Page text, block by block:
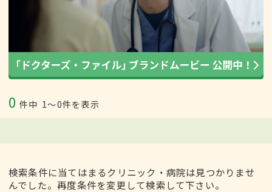
0 件中 1〜0件を表示
検索条件に当てはまるクリニック・病院は見つかりませ
んでした。再度条件を変更して検索して下さい。